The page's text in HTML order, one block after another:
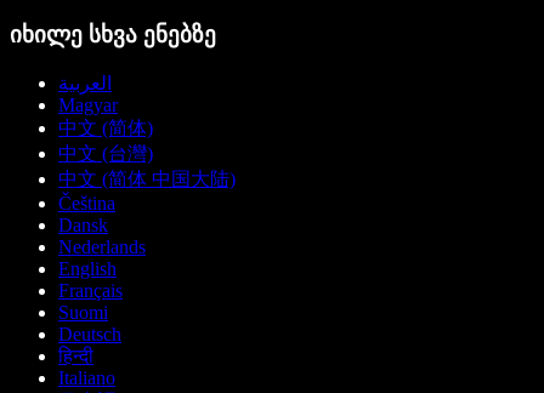
იხილე სხვა ენებზე
العربية
Magyar
中文 (简体)
中文 (台灣)
中文 (简体 中国大陆)
Čeština
Dansk
Nederlands
English
Français
Suomi
Deutsch
हिन्दी
Italiano